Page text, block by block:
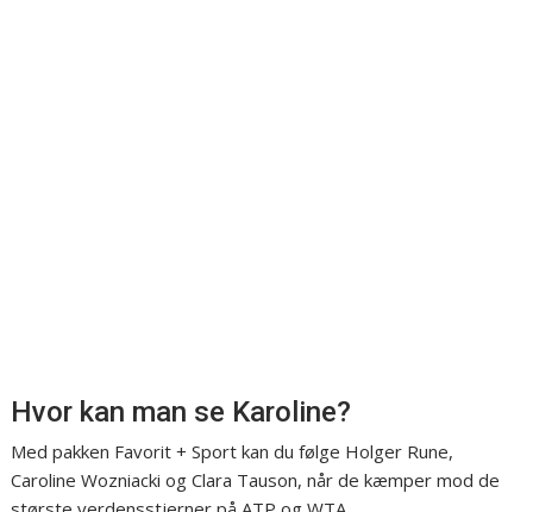
Hvor kan man se Karoline?
Med pakken Favorit + Sport kan du følge Holger Rune,
Caroline Wozniacki og Clara Tauson, når de kæmper mod de